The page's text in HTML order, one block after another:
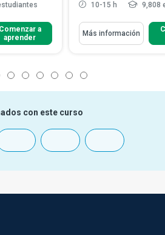
Comenzar a
aprender
10-15 h 9,808
Más información
con este curso